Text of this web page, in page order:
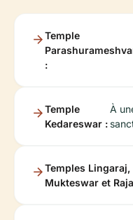
Temple
:
Temple
Kedareswar :
À
Temples Lingaraj,
Mukteswar et